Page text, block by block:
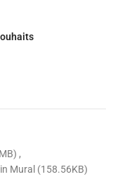
Mural (158.56KB)